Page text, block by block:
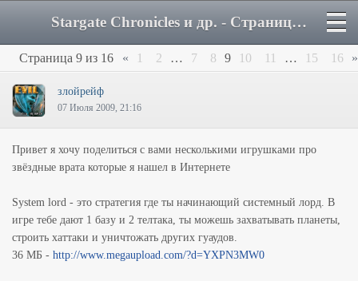
Stargate Chronicles и др. - Страница 9 - Форум
Страница 9 из 16 « 1 2 … 7 8 9 10 11 … 15 16 »
злойрейф
07 Июля 2009, 21:16
Привет я хочу поделиться с вами несколькими игрушками про
звёздные врата которые я нашел в Интернете
System lord - это стратегия где ты начинающий системный лорд. В
игре тебе дают 1 базу и 2 телтака, ты можешь захватывать планеты,
строить хаттаки и уничтожать других гуаудов.
36 МБ - http://www.megaupload.com/?d=YXPN3MW0